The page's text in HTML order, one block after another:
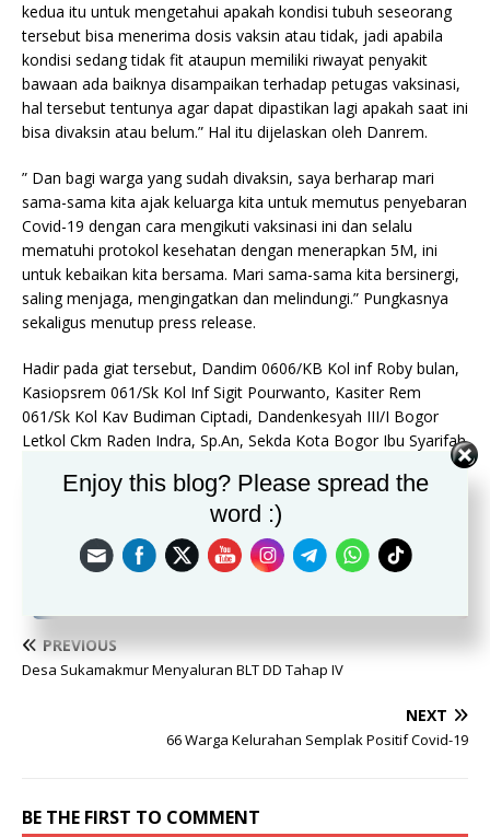
kedua itu untuk mengetahui apakah kondisi tubuh seseorang
tersebut bisa menerima dosis vaksin atau tidak, jadi apabila
kondisi sedang tidak fit ataupun memiliki riwayat penyakit
bawaan ada baiknya disampaikan terhadap petugas vaksinasi,
hal tersebut tentunya agar dapat dipastikan lagi apakah saat ini
bisa divaksin atau belum.” Hal itu dijelaskan oleh Danrem.
” Dan bagi warga yang sudah divaksin, saya berharap mari
sama-sama kita ajak keluarga kita untuk memutus penyebaran
Covid-19 dengan cara mengikuti vaksinasi ini dan selalu
mematuhi protokol kesehatan dengan menerapkan 5M, ini
untuk kebaikan kita bersama. Mari sama-sama kita bersinergi,
saling menjaga, mengingatkan dan melindungi.” Pungkasnya
sekaligus menutup press release.
Hadir pada giat tersebut, Dandim 0606/KB Kol inf Roby bulan,
Kasiopsrem 061/Sk Kol Inf Sigit Pourwanto, Kasiter Rem
061/Sk Kol Kav Budiman Ciptadi, Dandenkesyah III/I Bogor
Letkol Ckm Raden Indra, Sp.An, Sekda Kota Bogor Ibu Syarifah
putih Bpk.Anwar , Mentor Merah putih Bpk.Guntur,
Sumber: Penrem 061/SK
PREVIOUS
Desa Sukamakmur Menyaluran BLT DD Tahap IV
NEXT
66 Warga Kelurahan Semplak Positif Covid-19
BE THE FIRST TO COMMENT
Enjoy this blog? Please spread the
word :)